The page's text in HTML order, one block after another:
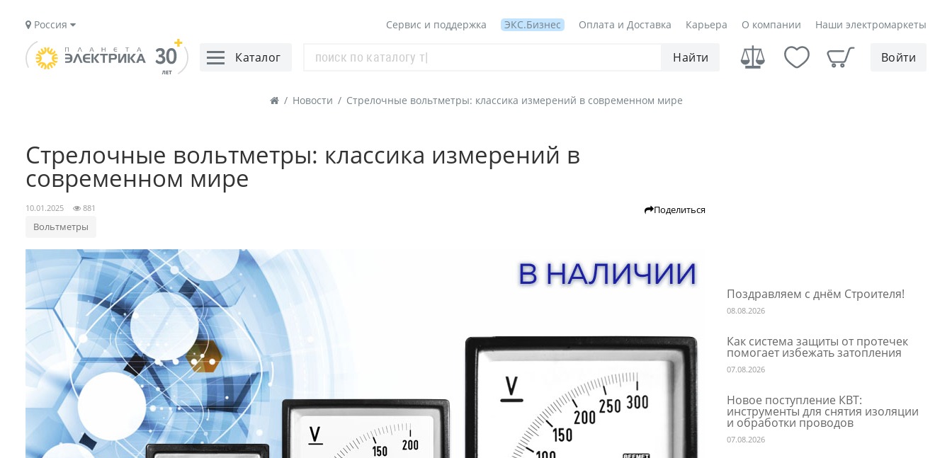
Россия Сервис и поддержка ЭКС.Бизнес Оплата и Доставка Карьера О компании Наши электромаркеты
Каталог Найти Войти
/ Новости / Стрелочные вольтметры: классика измерений в современном мире
Стрелочные вольтметры: классика измерений в
современном мире
10.01.2025 881
Поделиться
Вольтметры
Поздравляем с днём Строителя!
08.08.2026
Как система защиты от протечек
помогает избежать затопления
07.08.2026
Новое поступление КВТ:
инструменты для снятия изоляции
и обработки проводов
07.08.2026